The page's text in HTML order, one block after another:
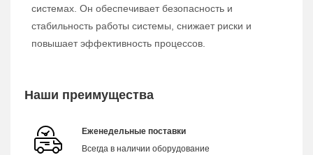
системах. Он обеспечивает безопасность и
стабильность работы системы, снижает риски и
повышает эффективность процессов.
Наши преимущества
Еженедельные поставки
Всегда в наличии оборудование